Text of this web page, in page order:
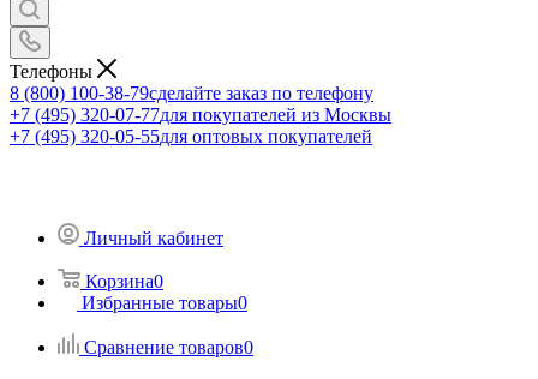
Телефоны
8 (800) 100-38-79сделайте заказ по телефону
+7 (495) 320-07-77для покупателей из Москвы
+7 (495) 320-05-55для оптовых покупателей
Личный кабинет
Корзина0
Избранные товары0
Сравнение товаров0